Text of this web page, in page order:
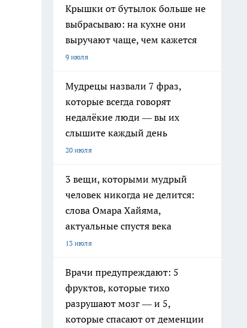
Крышки от бутылок больше не
выбрасываю: на кухне они
выручают чаще, чем кажется
9 июля
Мудрецы назвали 7 фраз,
которые всегда говорят
недалёкие люди — вы их
слышите каждый день
20 июля
3 вещи, которыми мудрый
человек никогда не делится:
слова Омара Хайяма,
актуальные спустя века
13 июля
Врачи предупреждают: 5
фруктов, которые тихо
разрушают мозг — и 5,
которые спасают от деменции